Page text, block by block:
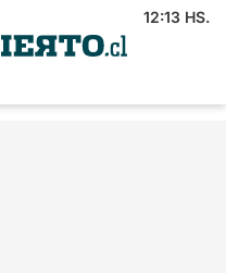
12:13 HS.